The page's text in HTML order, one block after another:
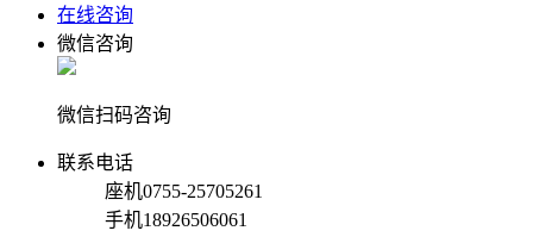
在线咨询
微信咨询
微信扫码咨询
联系电话
座机0755-25705261
手机18926506061